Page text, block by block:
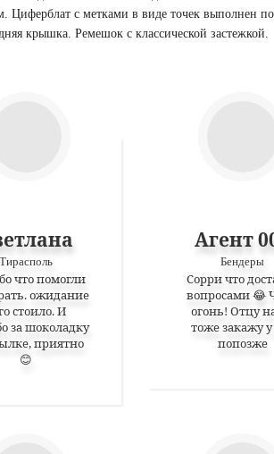
Циферблат с метками в виде точек выполнен по
крышка. Ремешок с классической застежкой.
Тирасполь
что помогли
ожидание
стоило. И
за шоколадку
приятно
😊
Агент
Бендеры
Сорри что
вопросами 😂
огонь! Отцу
тоже закажу у
попозже